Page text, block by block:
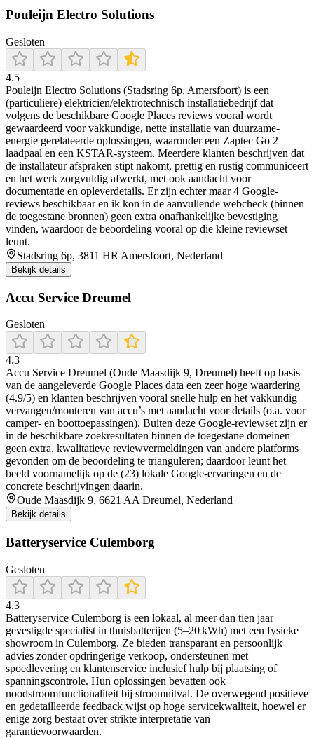
Pouleijn Electro Solutions
Gesloten
4.5
Pouleijn Electro Solutions (Stadsring 6p, Amersfoort) is een
(particuliere) elektricien/elektrotechnisch installatiebedrijf dat
volgens de beschikbare Google Places reviews vooral wordt
gewaardeerd voor vakkundige, nette installatie van duurzame-
energie gerelateerde oplossingen, waaronder een Zaptec Go 2
laadpaal en een KSTAR-systeem. Meerdere klanten beschrijven dat
de installateur afspraken stipt nakomt, prettig en rustig communiceert
en het werk zorgvuldig afwerkt, met ook aandacht voor
documentatie en opleverdetails. Er zijn echter maar 4 Google-
reviews beschikbaar en ik kon in de aanvullende webcheck (binnen
de toegestane bronnen) geen extra onafhankelijke bevestiging
vinden, waardoor de beoordeling vooral op die kleine reviewset
leunt.
Stadsring 6p, 3811 HR Amersfoort, Nederland
Bekijk details
Accu Service Dreumel
Gesloten
4.3
Accu Service Dreumel (Oude Maasdijk 9, Dreumel) heeft op basis
van de aangeleverde Google Places data een zeer hoge waardering
(4.9/5) en klanten beschrijven vooral snelle hulp en het vakkundig
vervangen/monteren van accu’s met aandacht voor details (o.a. voor
camper- en boottoepassingen). Buiten deze Google-reviewset zijn er
in de beschikbare zoekresultaten binnen de toegestane domeinen
geen extra, kwalitatieve reviewvermeldingen van andere platforms
gevonden om de beoordeling te trianguleren; daardoor leunt het
beeld voornamelijk op de (23) lokale Google-ervaringen en de
concrete beschrijvingen daarin.
Oude Maasdijk 9, 6621 AA Dreumel, Nederland
Bekijk details
Batteryservice Culemborg
Gesloten
4.3
Batteryservice Culemborg is een lokaal, al meer dan tien jaar
gevestigde specialist in thuisbatterijen (5–20 kWh) met een fysieke
showroom in Culemborg. Ze bieden transparant en persoonlijk
advies zonder opdringerige verkoop, ondersteunen met
spoedlevering en klantenservice inclusief hulp bij plaatsing of
spanningscontrole. Hun oplossingen bevatten ook
noodstroomfunctionaliteit bij stroomuitval. De overwegend positieve
en gedetailleerde feedback wijst op hoge servicekwaliteit, hoewel er
enige zorg bestaat over strikte interpretatie van
garantievoorwaarden.